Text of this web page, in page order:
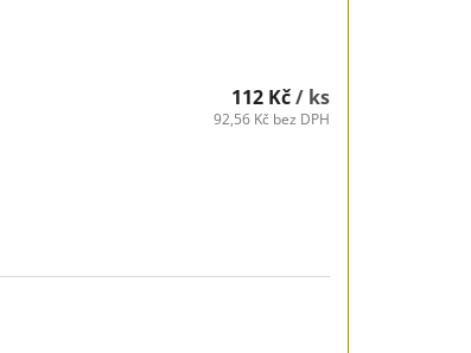
112 Kč/ ks
92,56 Kč bez DPH